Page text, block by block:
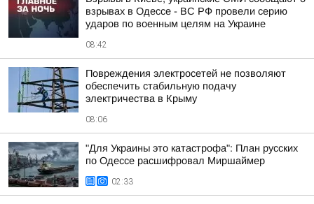
взрывах в Одессе - ВС РФ провели серию
ударов по военным целям на Украине
08:42
Повреждения электросетей не позволяют
обеспечить стабильную подачу
электричества в Крыму
08:06
"Для Украины это катастрофа": План русских
по Одессе расшифровал Миршаймер
02:33